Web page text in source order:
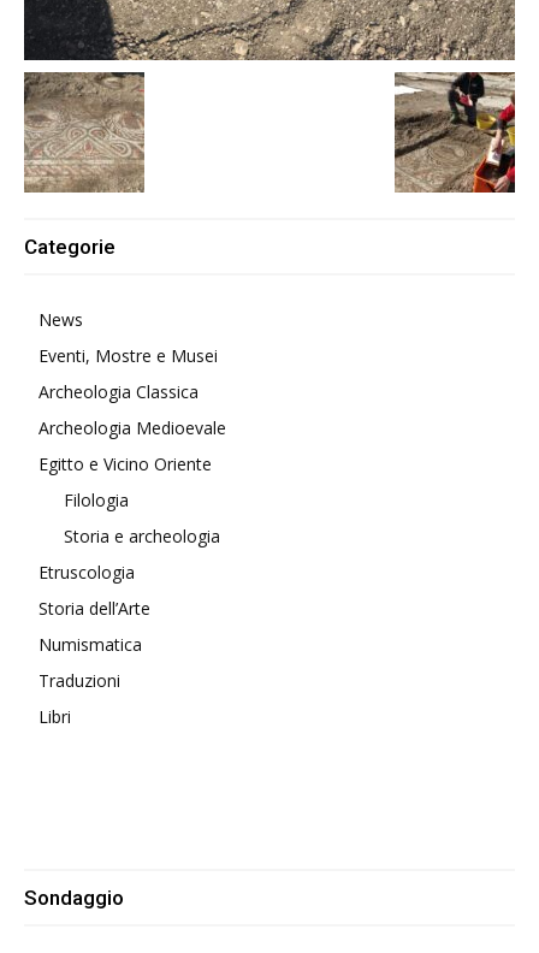
Categorie
News
Eventi, Mostre e Musei
Archeologia Classica
Archeologia Medioevale
Egitto e Vicino Oriente
Filologia
Storia e archeologia
Etruscologia
Storia dell’Arte
Numismatica
Traduzioni
Libri
Sondaggio